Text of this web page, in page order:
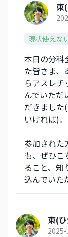
東
現状使えな
本日の分科
た皆さま、
らアスレチ
んでいただ
だきました
いければ)。
参加された
も、ぜひこ
ること、知
込んでいた
東(